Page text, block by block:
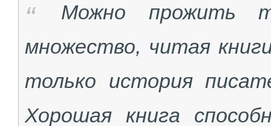
Можно прожить
множество, читая
только история
Хорошая книга